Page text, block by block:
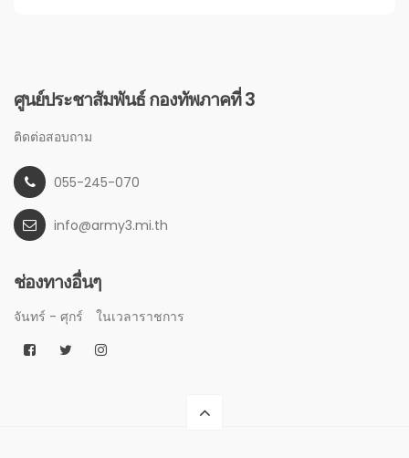
ศูนย์ประชาสัมพันธ์ กองทัพภาคที่ 3
ติดต่อสอบถาม
055-245-070
info@army3.mi.th
ช่องทางอื่นๆ
จันทร์ - ศุกร์ ในเวลาราชการ